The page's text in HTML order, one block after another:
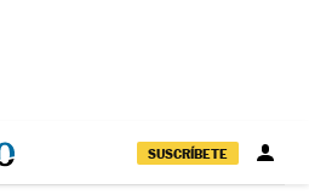
SUSCRÍBETE